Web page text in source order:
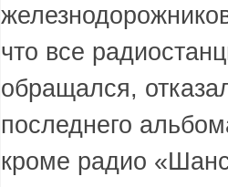
что все
обращался,
последнего
кроме радио